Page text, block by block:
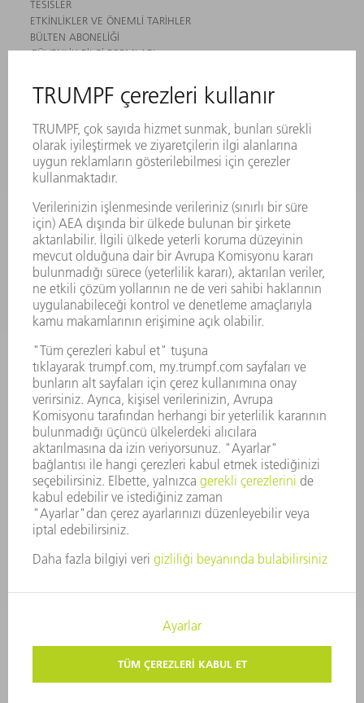
TESISLER
ETKINLIKLER VE ÖNEMLI TARIHLER
BÜLTEN ABONELIĞI
GÜVENLIK BILGI FORMLARI
MAKINALAR VE SISTEMLER
LAZER
ELEKTRIKLI ALETLER
SMART FACTORY
YAZILIM
SERVISLER
UYGULAMALAR
SEKTÖRLER
ŞIRKET
KARIYER
SUNULAN POZISYONLAR
ŞIRKET PROFILI
YÖNETIM
FAALIYET RAPORU
ŞIRKET PRENSIPLERI
MEVZUATLARA UYUM
BILDIRIM SISTEMI
GÜVENLIK
BASIN BÜLTENLERI
DERGILER
SÜRDÜRÜLEBILIRLIK
ÇEVRE VE IKLIM
SOSYAL VE TOPLUMSAL KONULAR
ŞIRKET YÖNETIMI
TELIF HAKKI VE TESCILLI MARKA
KULLANIM KOŞULLARI
ŞARTLAR & KOŞULLAR
GIZLILIK AYARLARI